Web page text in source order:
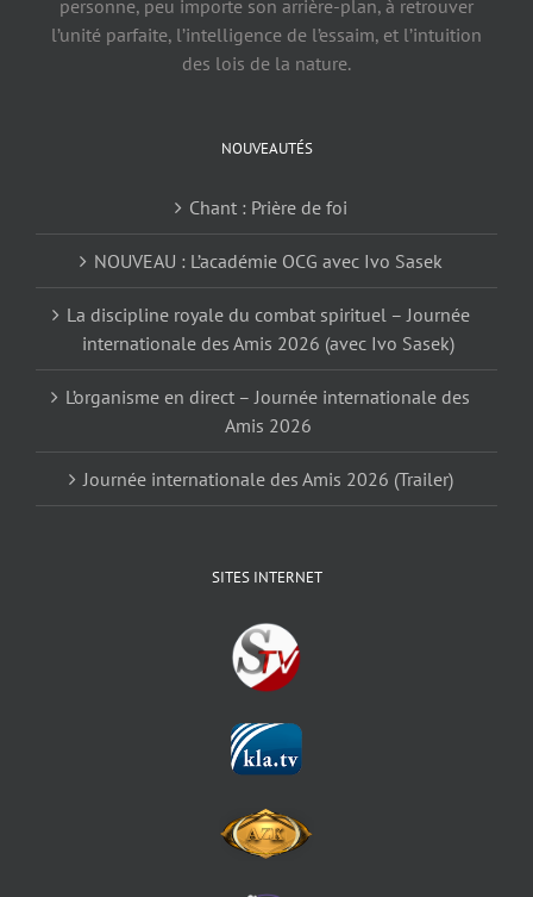
personne, peu importe son arrière-plan, à retrouver
l’unité parfaite, l’intelligence de l’essaim, et l’intuition
des lois de la nature.
NOUVEAUTÉS
Chant : Prière de foi
NOUVEAU : L’académie OCG avec Ivo Sasek
La discipline royale du combat spirituel – Journée
internationale des Amis 2026 (avec Ivo Sasek)
L’organisme en direct – Journée internationale des
Amis 2026
Journée internationale des Amis 2026 (Trailer)
SITES INTERNET